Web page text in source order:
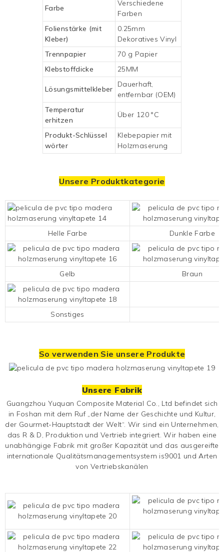
Farbe
Verschiedene
Farben
Folienstärke (mit
Kleber)
0.25mm
Dekoratives Vinyl
Trennpapier
70 g Papier
Klebstoffdicke
25MM
Lösungsmittelkleber
Dauerhaft,
entfernbar (OEM)
Temperatur
erhitzen
Über 120 °C
Produkt-Schlüssel
wörter
Klebepapier mit
Holzmaserung
Unsere Produktkategorie
Helle Farbe Dunkle Farbe
Gelb Braun
Sonstiges
So verwenden Sie unsere Produkte
Unsere Fabrik
Guangzhou Yuquan Composite Material Co., Ltd befindet sich
in Foshan mit dem Ruf „der Name der Geschichte und Kultur,
der Gourmet-Hauptstadt der Welt“. Wir sind ein Unternehmen,
das R & D, Produktion und Vertrieb integriert. Wir haben eine
unabhängige Fabrik mit großer Kapazität und das ausgereifte
internationale Qualitätsmanagementsystem is9001 und Arten
von Vertriebskanälen